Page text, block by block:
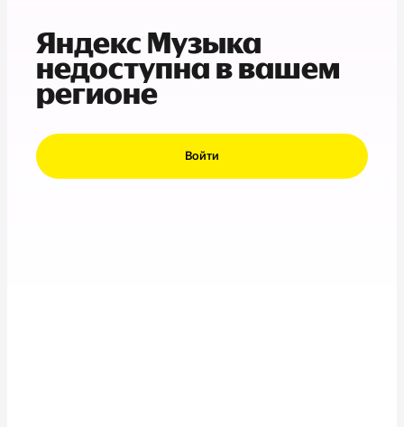
Яндекс Музыка
недоступна в вашем
регионе
Войти